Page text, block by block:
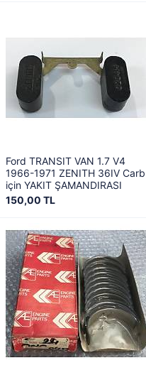
Ford TRANSIT VAN 1.7 V4
1966-1971 ZENITH 36IV Carb
için YAKIT ŞAMANDIRASI
150,00 TL